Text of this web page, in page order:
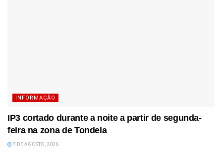
INFORMAÇÃO
IP3 cortado durante a noite a partir de segunda-
feira na zona de Tondela
7 DE AGOSTO, 2026